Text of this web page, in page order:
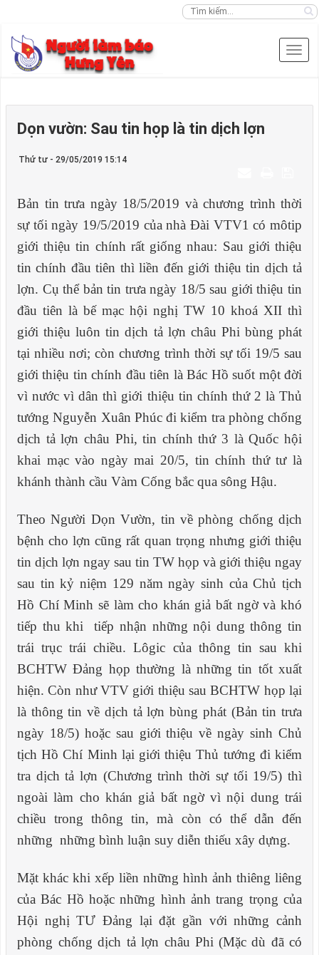
Dọn vườn: Sau tin họp là tin dịch lợn
Thứ tư - 29/05/2019 15:14
Bản tin trưa ngày 18/5/2019 và chương trình thời
sự tối ngày 19/5/2019 của nhà Đài VTV1 có môtip
giới thiệu tin chính rất giống nhau: Sau giới thiệu
tin chính đầu tiên thì liền đến giới thiệu tin dịch tả
lợn. Cụ thể bản tin trưa ngày 18/5 sau giới thiệu tin
đầu tiên là bế mạc hội nghị TW 10 khoá XII thì
giới thiệu luôn tin dịch tả lợn châu Phi bùng phát
tại nhiều nơi; còn chương trình thời sự tối 19/5 sau
giới thiệu tin chính đầu tiên là Bác Hồ suốt một đời
vì nước vì dân thì giới thiệu tin chính thứ 2 là Thủ
tướng Nguyễn Xuân Phúc đi kiểm tra phòng chống
dịch tả lợn châu Phi, tin chính thứ 3 là Quốc hội
khai mạc vào ngày mai 20/5, tin chính thứ tư là
khánh thành cầu Vàm Cống bắc qua sông Hậu.
Theo Người Dọn Vườn, tin về phòng chống dịch
bệnh cho lợn cũng rất quan trọng nhưng giới thiệu
tin dịch lợn ngay sau tin TW họp và giới thiệu ngay
sau tin kỷ niệm 129 năm ngày sinh của Chủ tịch
Hồ Chí Minh sẽ làm cho khán giả bất ngờ và khó
tiếp thu khi tiếp nhận những nội dung thông tin
trái trục trái chiều. Lôgic của thông tin sau khi
BCHTW Đảng họp thường là những tin tốt xuất
hiện. Còn như VTV giới thiệu sau BCHTW họp lại
là thông tin về dịch tả lợn bùng phát (Bản tin trưa
ngày 18/5) hoặc sau giới thiệu về ngày sinh Chủ
tịch Hồ Chí Minh lại giới thiệu Thủ tướng đi kiểm
tra dịch tả lợn (Chương trình thời sự tối 19/5) thì
ngoài làm cho khán giả bất ngờ vì nội dung trái
chiều trong thông tin, mà còn có thể dẫn đến
những những bình luận suy diễn thiếu xây dựng.
Mặt khác khi xếp liền những hình ảnh thiêng liêng
của Bác Hồ hoặc những hình ảnh trang trọng của
Hội nghị TƯ Đảng lại đặt gần với những cảnh
phòng chống dịch tả lợn châu Phi (Mặc dù đã có